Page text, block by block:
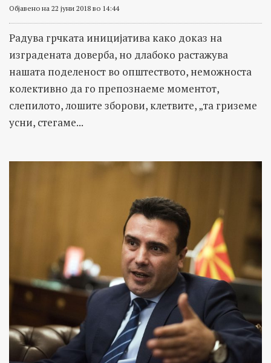
Објавено на 22 јуни 2018 во 14:44
Радува грчката иницијатива како доказ на
изградената доверба, но длабоко растажува
нашата поделеност во општеството, неможноста
колективно да го препознаеме моментот,
слепилото, лошите зборови, клетвите, „та гриземе
усни, стегаме...